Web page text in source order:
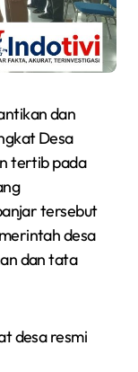
dan
Desa
tertib pada
tersebut
desa
dan tata
desa resmi